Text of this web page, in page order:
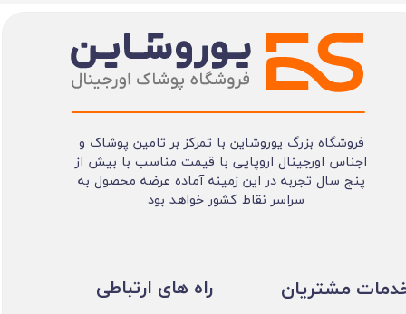
فروشگاه بزرگ یوروشاین با تمرکز بر تامین پوشاک و
اجناس اورجینال اروپایی با قیمت مناسب با بیش از
پنج سال تجربه در این زمینه آماده عرضه محصول به
سراسر نقاط کشور خواهد بود
مشتریان ​​راه های ارتباطی